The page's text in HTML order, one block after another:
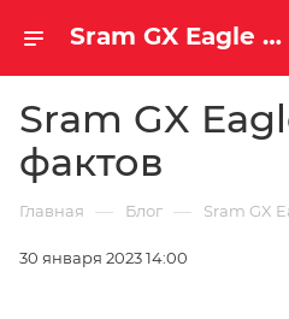
Sram GX Eagle AXS – 10 фактов | Блог
Sram GX
фактов
Главная — Блог — Sram GX
30 января 2023 14:00